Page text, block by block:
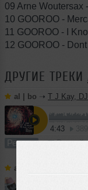
09 Arne Woutersax
10 GOOROO -
11 GOOROO - I
12 GOOROO -
ДРУГИЕ ТРЕКИ
al | bo ➝ T J Kay, DJ
4:43
Ремикс В
al | bo Feramania -